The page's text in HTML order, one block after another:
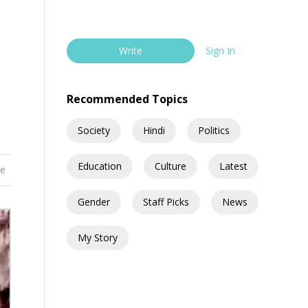
Write Sign In
Recommended Topics
Society Hindi Politics
Education Culture Latest
Gender Staff Picks News
My Story